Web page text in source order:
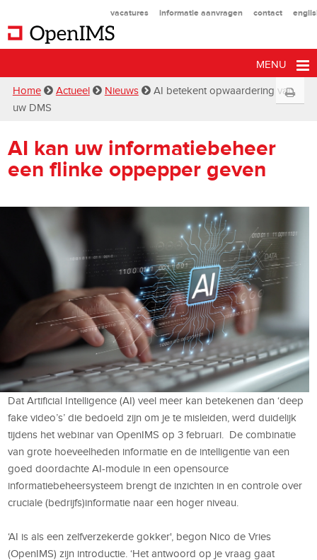
vacatures informatie aanvragen contact
MENU
Home Actueel Nieuws
AI betekent opwaardering van
uw DMS
AI kan uw informatiebeheer
een flinke oppepper geven
Dat Artificial Intelligence (AI) veel meer kan betekenen dan ‘deep
fake video’s’ die bedoeld zijn om je te misleiden, werd duidelijk
tijdens het webinar van OpenIMS op 3 februari. De combinatie
van grote hoeveelheden informatie en de intelligentie van een
goed doordachte AI-module in een opensource
informatiebeheersysteem brengt de inzichten in en controle over
cruciale (bedrijfs)informatie naar een hoger niveau.
‘AI is als een zelfverzekerde gokker', begon Nico de Vries
(OpenIMS) zijn introductie. ‘Het antwoord op je vraag gaat